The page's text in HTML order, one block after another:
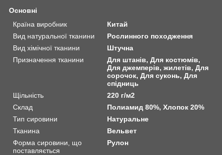
Основні
Країна виробник
Китай
Вид натуральної тканини
Рослинного походження
Вид хімічної тканини
Штучна
Призначення тканини
Для штанів, Для костюмів,
Для джемперів, жилетів, Для
сорочок, Для суконь, Для
спідниць
Щільність
220 г/м2
Склад
Полиамид 80%, Хлопок 20%
Тип сировини
Натуральне
Тканина
Вельвет
Форма сировини, що
поставляється
Рулон